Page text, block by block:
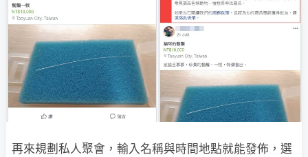
再來規劃私人聚會，輸入名稱與時間地點就能發佈，選